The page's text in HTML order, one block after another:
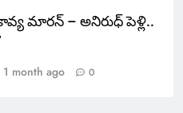
మారన్ – అనిరుధ్ పెళ్లి..
1 month ago 0